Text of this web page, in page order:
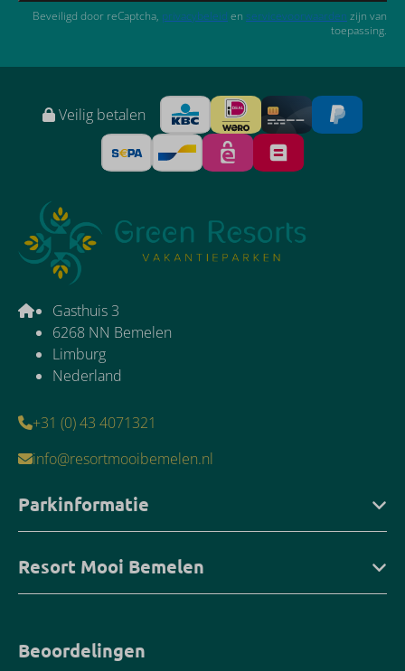
Beveiligd door reCaptcha, privacybeleid en servicevoorwaarden zijn van
toepassing.
Veilig betalen
Gasthuis 3
6268 NN Bemelen
Limburg
Nederland
+31 (0) 43 4071321
info@resortmooibemelen.nl
Parkinformatie
Resort Mooi Bemelen
Beoordelingen